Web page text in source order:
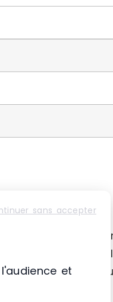
produits
fabriqués en
contrôles
sans accepter
et